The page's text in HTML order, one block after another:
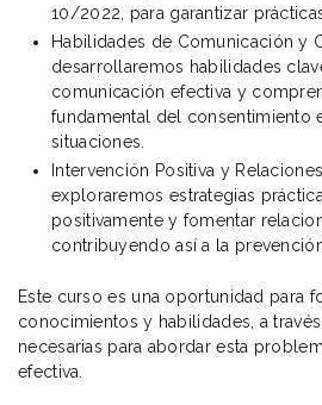
10/2022, para garantizar
Habilidades de Comunicación y
desarrollaremos habilidades
comunicación efectiva y
fundamental del consentimiento
situaciones.
Intervención Positiva y
exploraremos estrategias
positivamente y fomentar
contribuyendo así a la
Este curso es una oportunidad para
conocimientos y habilidades, a
necesarias para abordar esta
efectiva.